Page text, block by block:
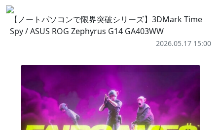
【ノートパソコンで限界突破シリーズ】3DMark Time
Spy / ASUS ROG Zephyrus G14 GA403WW
2026.05.17 15:00